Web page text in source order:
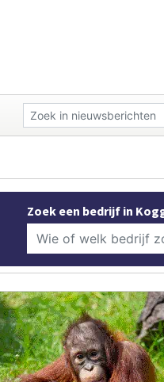
Zoek een bedrijf in